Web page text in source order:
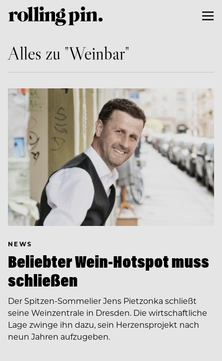
Alles zu "Weinbar"
NEWS
Beliebter Wein-Hotspot muss
schließen
Der Spitzen-Sommelier Jens Pietzonka schließt
seine Weinzentrale in Dresden. Die wirtschaftliche
Lage zwinge ihn dazu, sein Herzensprojekt nach
neun Jahren aufzugeben.